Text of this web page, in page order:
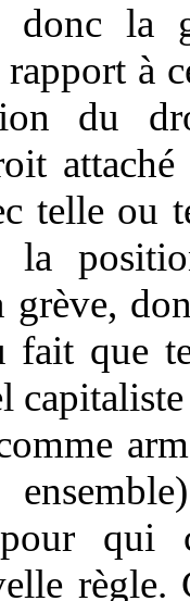
donc la
rapport à
du
telle ou
grève,
fait que
qui
règle.